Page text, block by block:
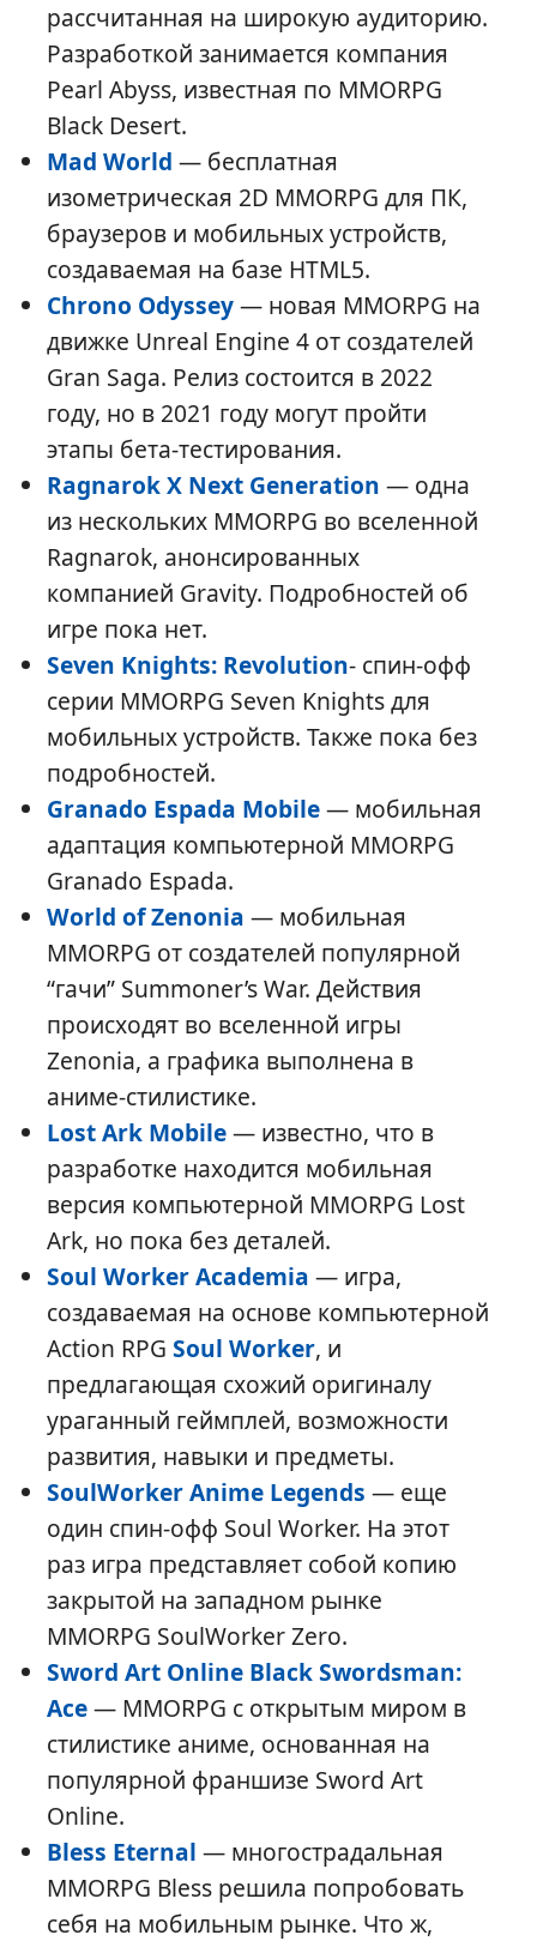
рассчитанная на широкую аудиторию.
Разработкой занимается компания
Pearl Abyss, известная по MMORPG
Black Desert.
Mad World — бесплатная
изометрическая 2D MMORPG для ПК,
браузеров и мобильных устройств,
создаваемая на базе HTML5.
Chrono Odyssey— новая MMORPG на
движке Unreal Engine 4 от создателей
Gran Saga. Релиз состоится в 2022
году, но в 2021 году могут пройти
этапы бета-тестирования.
Ragnarok X Next Generation — одна
из нескольких MMORPG во вселенной
Ragnarok, анонсированных
компанией Gravity. Подробностей об
игре пока нет.
Seven Knights: Revolution- спин-офф
серии MMORPG Seven Knights для
мобильных устройств. Также пока без
подробностей.
Granado Espada Mobile— мобильная
адаптация компьютерной MMORPG
Granado Espada.
World of Zenonia — мобильная
MMORPG от создателей популярной
“гачи” Summoner’s War. Действия
происходят во вселенной игры
Zenonia, а графика выполнена в
аниме-стилистике.
Lost Ark Mobile— известно, что в
разработке находится мобильная
версия компьютерной MMORPG Lost
Ark, но пока без деталей.
Soul Worker Academia — игра,
создаваемая на основе компьютерной
Action RPG Soul Worker, и
предлагающая схожий оригиналу
ураганный геймплей, возможности
развития, навыки и предметы.
SoulWorker Anime Legends — еще
один спин-офф Soul Worker. На этот
раз игра представляет собой копию
закрытой на западном рынке
MMORPG SoulWorker Zero.
Sword Art Online Black Swordsman:
Ace— MMORPG с открытым миром в
стилистике аниме, основанная на
популярной франшизе Sword Art
Online.
Bless Eternal — многострадальная
MMORPG Bless решила попробовать
себя на мобильным рынке. Что ж,